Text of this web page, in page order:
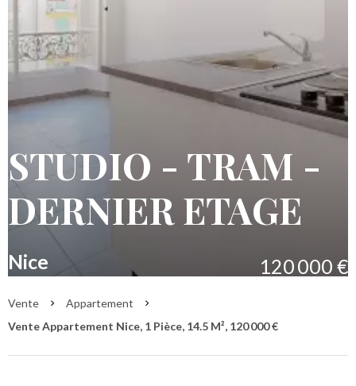
STUDIO - TRAM -
DERNIER ETAGE
Nice 120 000 €
Vente
Appartement
Vente Appartement Nice, 1 Pièce, 14.5 M², 120 000 €